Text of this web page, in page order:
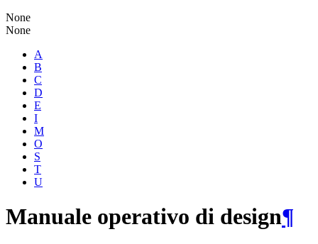
None
None
A
B
C
D
E
I
M
O
S
T
U
Manuale operativo di design¶